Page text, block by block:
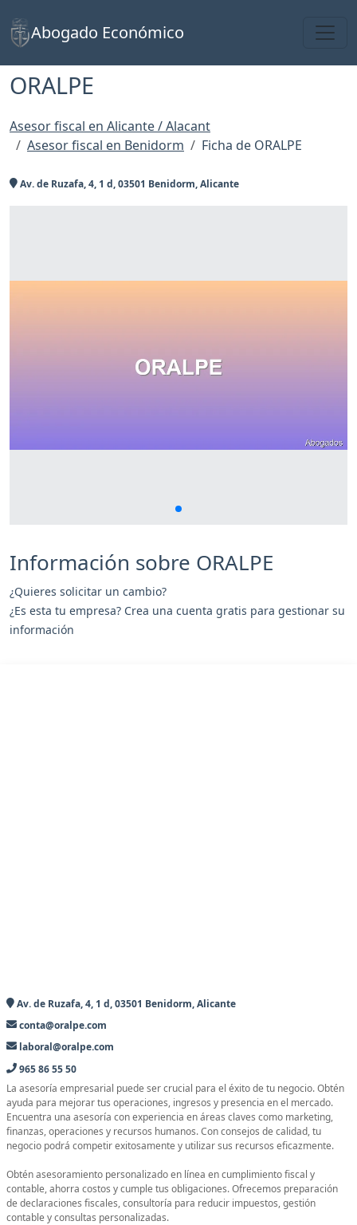
Abogado Económico
ORALPE
Asesor fiscal en Alicante / Alacant
Asesor fiscal en Benidorm
Ficha de ORALPE
Av. de Ruzafa, 4, 1 d, 03501 Benidorm, Alicante
Información sobre ORALPE
¿Quieres solicitar un cambio?
¿Es esta tu empresa? Crea una cuenta gratis para gestionar su
información
Av. de Ruzafa, 4, 1 d, 03501 Benidorm, Alicante
conta@oralpe.com
laboral@oralpe.com
965 86 55 50
La asesoría empresarial puede ser crucial para el éxito de tu negocio. Obtén
ayuda para mejorar tus operaciones, ingresos y presencia en el mercado.
Encuentra una asesoría con experiencia en áreas claves como marketing,
finanzas, operaciones y recursos humanos. Con consejos de calidad, tu
negocio podrá competir exitosamente y utilizar sus recursos eficazmente.
Obtén asesoramiento personalizado en línea en cumplimiento fiscal y
contable, ahorra costos y cumple tus obligaciones. Ofrecemos preparación
de declaraciones fiscales, consultoría para reducir impuestos, gestión
contable y consultas personalizadas.